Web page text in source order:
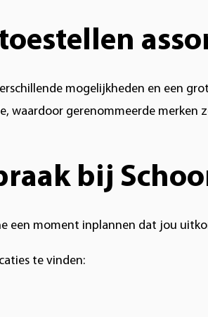
mogelijkheden en een
waardoor gerenommeerde
bij
een moment inplannen dat jou
te vinden: